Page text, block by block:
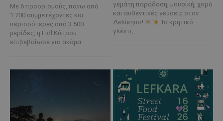
Με 6 προορισμούς, πάνω από
1.700 συμμετέχοντες και
περισσότερες από 3.500
μερίδες, η Lidl Κύπρου
επιβεβαίωσε για ακόμα...
γεμάτη παράδοση, μουσική, χορό
και αυθεντικές γεύσεις στον
Δελίκηπο!
Το κρητικό
γλέντι,...